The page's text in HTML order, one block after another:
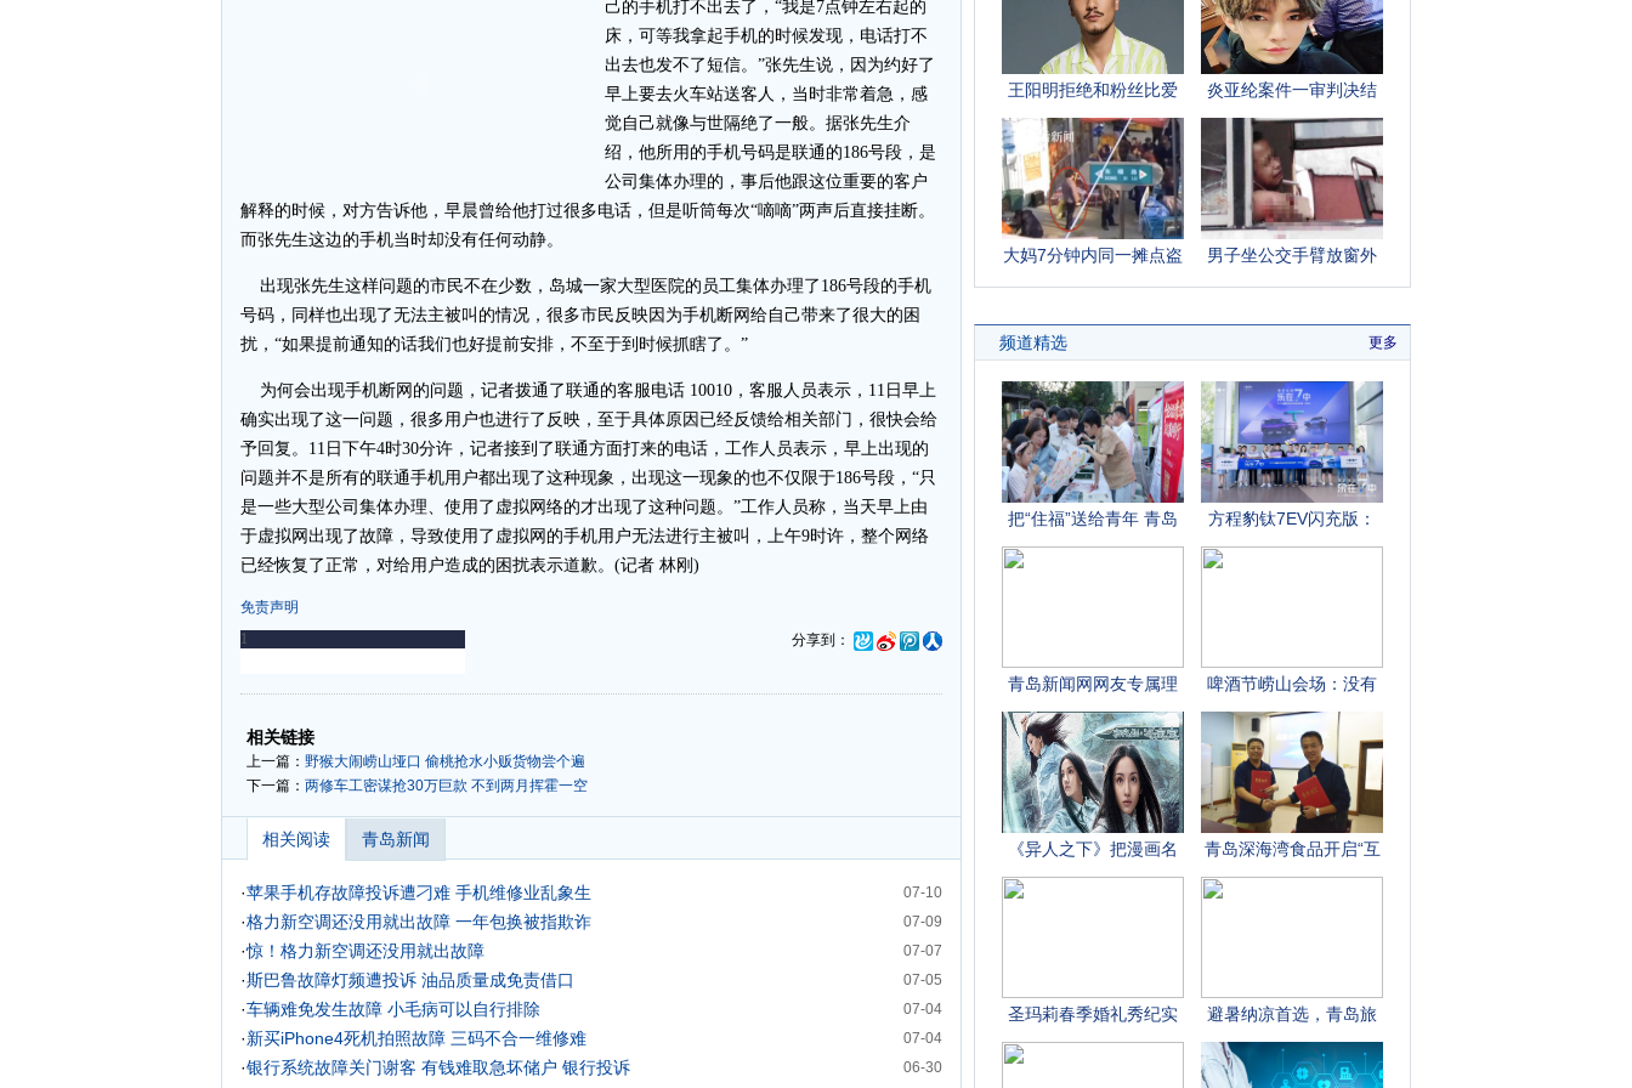
己的手机打不出去了，“我是7点钟左右起的
床，可等我拿起手机的时候发现，电话打不
出去也发不了短信。”张先生说，因为约好了
早上要去火车站送客人，当时非常着急，感
觉自己就像与世隔绝了一般。据张先生介
绍，他所用的手机号码是联通的186号段，是
公司集体办理的，事后他跟这位重要的客户
解释的时候，对方告诉他，早晨曾给他打过很多电话，但是听筒每次“嘀嘀”两声后直接挂断。
而张先生这边的手机当时却没有任何动静。
出现张先生这样问题的市民不在少数，岛城一家大型医院的员工集体办理了186号段的手机
号码，同样也出现了无法主被叫的情况，很多市民反映因为手机断网给自己带来了很大的困
扰，“如果提前通知的话我们也好提前安排，不至于到时候抓瞎了。”
为何会出现手机断网的问题，记者拨通了联通的客服电话 10010，客服人员表示，11日早上
确实出现了这一问题，很多用户也进行了反映，至于具体原因已经反馈给相关部门，很快会给
予回复。11日下午4时30分许，记者接到了联通方面打来的电话，工作人员表示，早上出现的
问题并不是所有的联通手机用户都出现了这种现象，出现这一现象的也不仅限于186号段，“只
是一些大型公司集体办理、使用了虚拟网络的才出现了这种问题。”工作人员称，当天早上由
于虚拟网出现了故障，导致使用了虚拟网的手机用户无法进行主被叫，上午9时许，整个网络
已经恢复了正常，对给用户造成的困扰表示道歉。(记者 林刚)
免责声明
分享到：
-
相关链接
上一篇： 野猴大闹崂山垭口 偷桃抢水小贩货物尝个遍
下一篇： 两修车工密谋抢30万巨款 不到两月挥霍一空
相关阅读 青岛新闻
07-10
·苹果手机存故障投诉遭刁难 手机维修业乱象生
07-09
·格力新空调还没用就出故障 一年包换被指欺诈
07-07
·惊！格力新空调还没用就出故障
07-05
·斯巴鲁故障灯频遭投诉 油品质量成免责借口
07-04
·车辆难免发生故障 小毛病可以自行排除
07-04
·新买iPhone4死机拍照故障 三码不合一维修难
06-30
·银行系统故障关门谢客 有钱难取急坏储户 银行投诉